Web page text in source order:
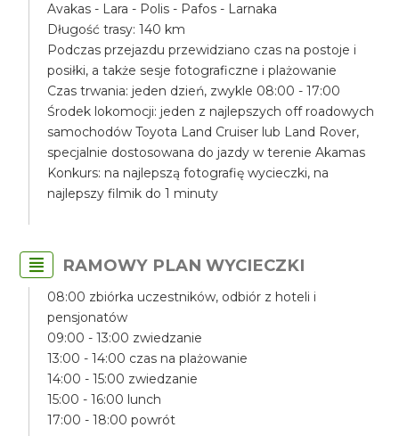
Avakas - Lara - Polis - Pafos - Larnaka
Długość trasy: 140 km
Podczas przejazdu przewidziano czas na postoje i
posiłki, a także sesje fotograficzne i plażowanie
Czas trwania: jeden dzień, zwykle 08:00 - 17:00
Środek lokomocji: jeden z najlepszych off roadowych
samochodów Toyota Land Cruiser lub Land Rover,
specjalnie dostosowana do jazdy w terenie Akamas
Konkurs: na najlepszą fotografię wycieczki, na
najlepszy filmik do 1 minuty
RAMOWY PLAN WYCIECZKI
08:00 zbiórka uczestników, odbiór z hoteli i
pensjonatów
09:00 - 13:00 zwiedzanie
13:00 - 14:00 czas na plażowanie
14:00 - 15:00 zwiedzanie
15:00 - 16:00 lunch
17:00 - 18:00 powrót